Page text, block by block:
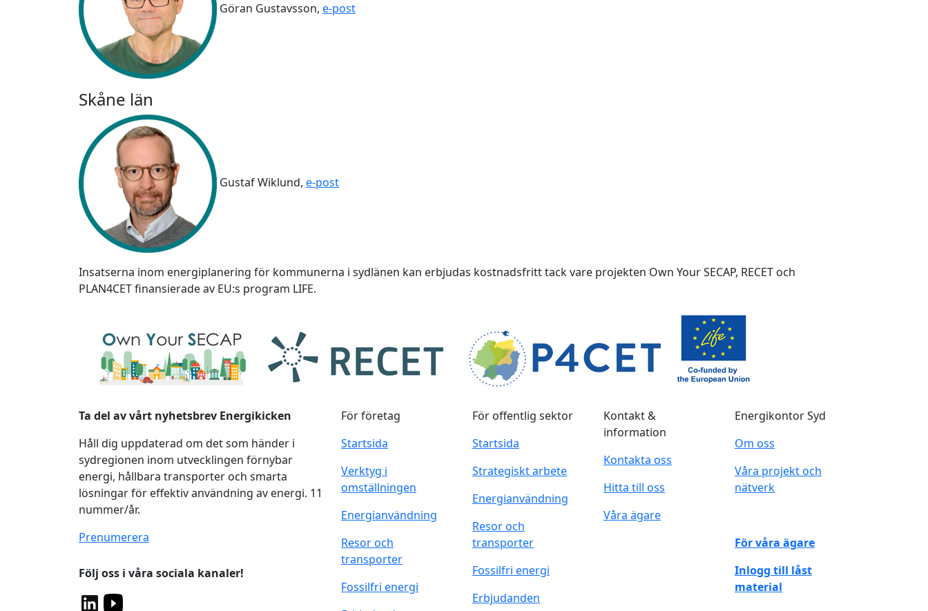
Göran Gustavsson, e-post
Skåne län
Gustaf Wiklund, e-post
Insatserna inom energiplanering för kommunerna i sydlänen kan erbjudas kostnadsfritt tack vare projekten Own Your SECAP, RECET och
PLAN4CET finansierade av EU:s program LIFE.
Ta del av vårt nyhetsbrev Energikicken
Håll dig uppdaterad om det som händer i
sydregionen inom utvecklingen förnybar
energi, hållbara transporter och smarta
lösningar för effektiv användning av energi. 11
nummer/år.
Prenumerera
Följ oss i våra sociala kanaler!
För företag
Startsida
Verktyg i
omställningen
Energianvändning
Resor och
transporter
Fossilfri energi
För offentlig sektor
Startsida
Strategiskt arbete
Energianvändning
Resor och
transporter
Fossilfri energi
Erbjudanden
Kontakt &
information
Kontakta oss
Hitta till oss
Våra ägare
Energikontor Syd
Om oss
Våra projekt och
nätverk
För våra ägare
Inlogg till låst
material